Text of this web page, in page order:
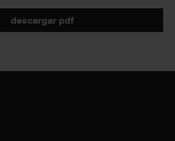
descargar pdf